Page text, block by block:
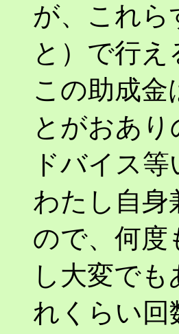
が、これら
と）で行
この助成
とがおあ
ドバイス
わたし自身
ので、何度
し大変で
れくらい回